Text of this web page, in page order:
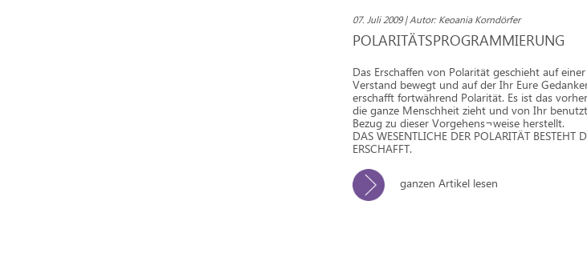
07. Juli 2009 | Autor: Keoania Korndörfer
POLARITÄTSPROGRAMMIERUNG
Das Erschaffen von Polarität geschieht auf
Verstand bewegt und auf der Ihr Eure
erschafft fortwährend Polarität. Es ist das
die ganze Menschheit zieht und von Ihr
Bezug zu dieser Vorgehens¬weise herstellt.
DAS WESENTLICHE DER POLARITÄT BESTEHT
ERSCHAFFT.
ganzen Artikel lesen